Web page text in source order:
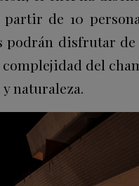
de 10
podrán disfrutar
complejidad del
naturaleza.